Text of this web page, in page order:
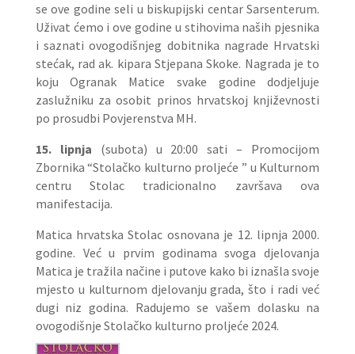
se ove godine seli u biskupijski centar Sarsenterum.
Uživat ćemo i ove godine u stihovima naših pjesnika
i saznati ovogodišnjeg dobitnika nagrade Hrvatski
stećak, rad ak. kipara Stjepana Skoke. Nagrada je to
koju Ogranak Matice svake godine dodjeljuje
zaslužniku za osobit prinos hrvatskoj književnosti
po prosudbi Povjerenstva MH.
15. lipnja (subota) u 20:00 sati – Promocijom
Zbornika “Stolačko kulturno proljeće ” u Kulturnom
centru Stolac tradicionalno završava ova
manifestacija.
Matica hrvatska Stolac osnovana je 12. lipnja 2000.
godine. Već u prvim godinama svoga djelovanja
Matica je tražila načine i putove kako bi iznašla svoje
mjesto u kulturnom djelovanju grada, što i radi već
dugi niz godina. Radujemo se vašem dolasku na
ovogodišnje Stolačko kulturno proljeće 2024.